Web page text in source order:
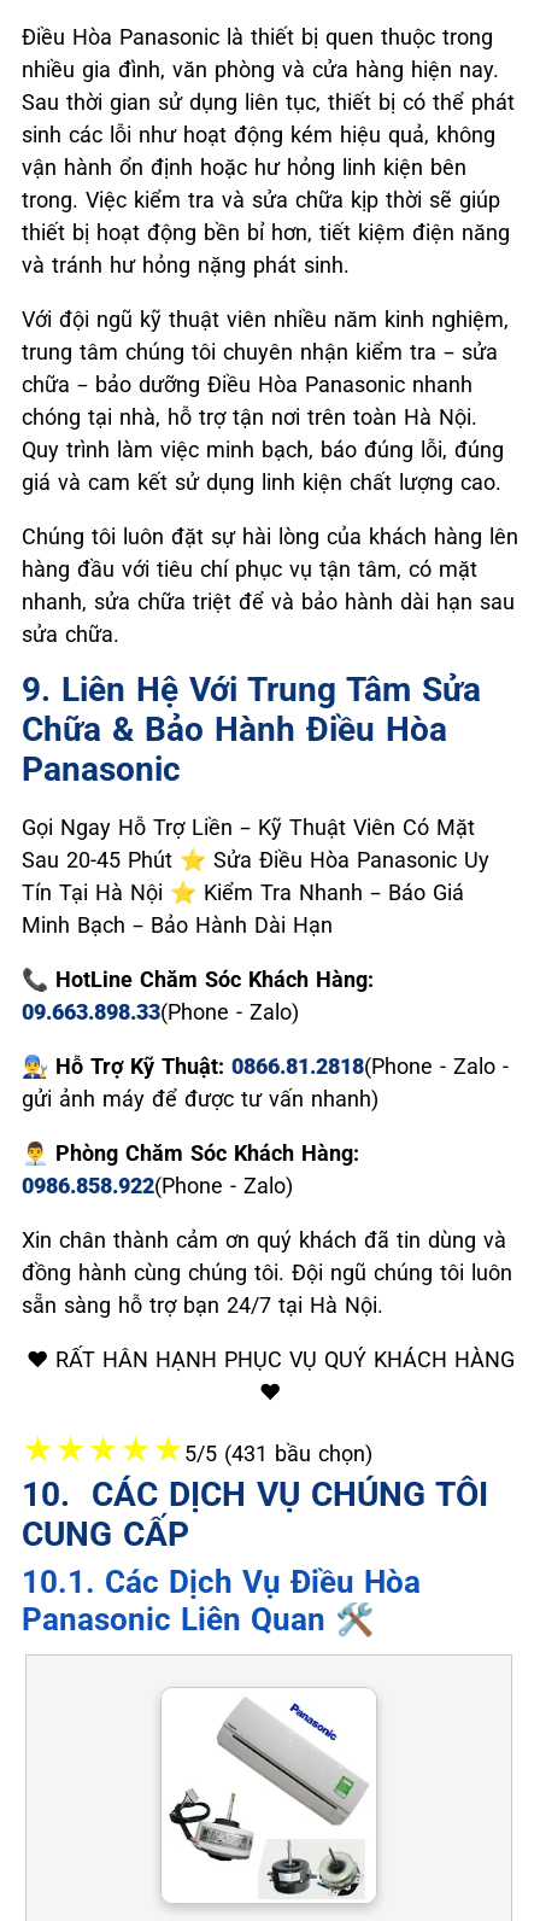
Điều Hòa Panasonic là thiết bị quen thuộc trong
nhiều gia đình, văn phòng và cửa hàng hiện nay.
Sau thời gian sử dụng liên tục, thiết bị có thể phát
sinh các lỗi như hoạt động kém hiệu quả, không
vận hành ổn định hoặc hư hỏng linh kiện bên
trong. Việc kiểm tra và sửa chữa kịp thời sẽ giúp
thiết bị hoạt động bền bỉ hơn, tiết kiệm điện năng
và tránh hư hỏng nặng phát sinh.
Với đội ngũ kỹ thuật viên nhiều năm kinh nghiệm,
trung tâm chúng tôi chuyên nhận kiểm tra – sửa
chữa – bảo dưỡng Điều Hòa Panasonic nhanh
chóng tại nhà, hỗ trợ tận nơi trên toàn Hà Nội.
Quy trình làm việc minh bạch, báo đúng lỗi, đúng
giá và cam kết sử dụng linh kiện chất lượng cao.
Chúng tôi luôn đặt sự hài lòng của khách hàng lên
hàng đầu với tiêu chí phục vụ tận tâm, có mặt
nhanh, sửa chữa triệt để và bảo hành dài hạn sau
sửa chữa.
9. Liên Hệ Với Trung Tâm Sửa
Chữa & Bảo Hành Điều Hòa
Panasonic
Gọi Ngay Hỗ Trợ Liền – Kỹ Thuật Viên Có Mặt
Sau 20-45 Phút ⭐ Sửa Điều Hòa Panasonic Uy
Tín Tại Hà Nội ⭐ Kiểm Tra Nhanh – Báo Giá
Minh Bạch – Bảo Hành Dài Hạn
📞 HotLine Chăm Sóc Khách Hàng:
09.663.898.33(Phone - Zalo)
👨‍🔧 Hỗ Trợ Kỹ Thuật: 0866.81.2818(Phone - Zalo -
gửi ảnh máy để được tư vấn nhanh)
👨‍💼 Phòng Chăm Sóc Khách Hàng:
0986.858.922(Phone - Zalo)
Xin chân thành cảm ơn quý khách đã tin dùng và
đồng hành cùng chúng tôi. Đội ngũ chúng tôi luôn
sẵn sàng hỗ trợ bạn 24/7 tại Hà Nội.
❤️ RẤT HÂN HẠNH PHỤC VỤ QUÝ KHÁCH HÀNG
❤️
★★★★★5/5 (431 bầu chọn)
10. ️ CÁC DỊCH VỤ CHÚNG TÔI
CUNG CẤP
10.1. Các Dịch Vụ Điều Hòa
Panasonic Liên Quan 🛠️